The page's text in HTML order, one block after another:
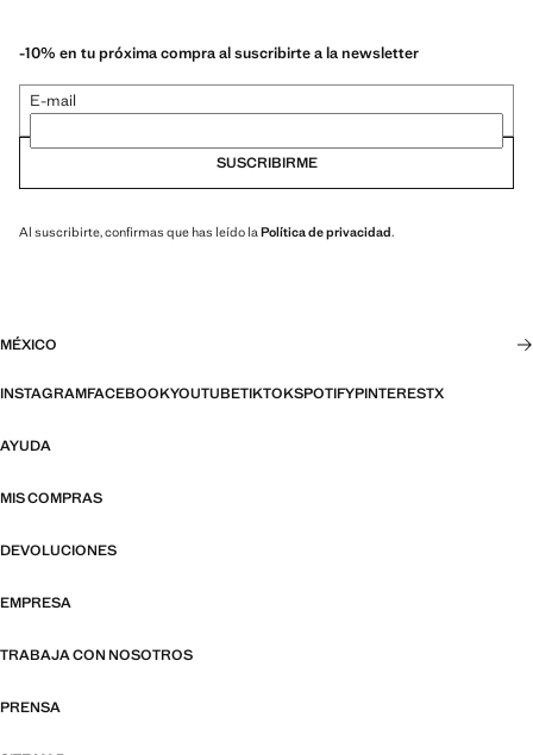
-10% en tu próxima compra al suscribirte a la newsletter
E-mail
SUSCRIBIRME
Al suscribirte, confirmas que has leído laPolítica de privacidad.
MÉXICO
INSTAGRAMFACEBOOKYOUTUBETIKTOKSPOTIFYPINTERESTX
AYUDA
MIS COMPRAS
DEVOLUCIONES
EMPRESA
TRABAJA CON NOSOTROS
PRENSA